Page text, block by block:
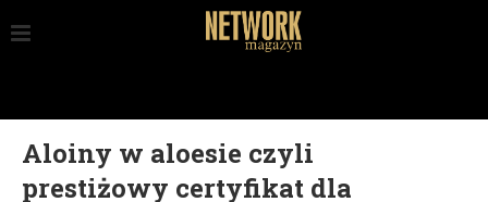
Aloiny w aloesie czyli
prestiżowy certyfikat dla